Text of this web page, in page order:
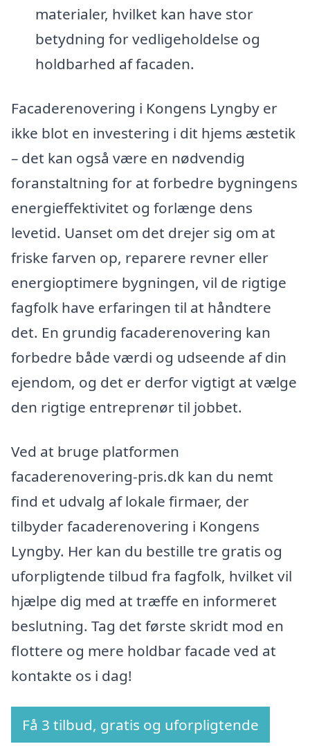
materialer, hvilket kan have stor
betydning for vedligeholdelse og
holdbarhed af facaden.
Facaderenovering i Kongens Lyngby er
ikke blot en investering i dit hjems æstetik
– det kan også være en nødvendig
foranstaltning for at forbedre bygningens
energi­effektivitet og forlænge dens
levetid. Uanset om det drejer sig om at
friske farven op, reparere revner eller
energioptimere bygningen, vil de rigtige
fagfolk have erfaringen til at håndtere
det. En grundig facaderenovering kan
forbedre både værdi og udseende af din
ejendom, og det er derfor vigtigt at vælge
den rigtige entreprenør til jobbet.
Ved at bruge platformen
facaderenovering-pris.dk kan du nemt
find et udvalg af lokale firmaer, der
tilbyder facaderenovering i Kongens
Lyngby. Her kan du bestille tre gratis og
uforpligtende tilbud fra fagfolk, hvilket vil
hjælpe dig med at træffe en informeret
beslutning. Tag det første skridt mod en
flottere og mere holdbar facade ved at
kontakte os i dag!
Få 3 tilbud, gratis og uforpligtende